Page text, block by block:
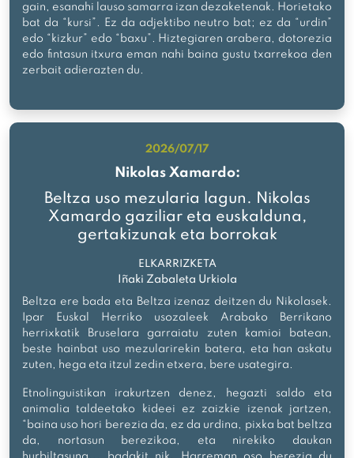
gain, esanahi lauso samarra izan dezaketenak. Horietako
bat da “kursi”. Ez da adjektibo neutro bat; ez da “urdin”
edo “kizkur” edo “baxu”. Hiztegiaren arabera, dotorezia
edo fintasun itxura eman nahi baina gustu txarrekoa den
zerbait adierazten du.
2026/07/17
Nikolas Xamardo:
Beltza uso mezularia lagun. Nikolas
Xamardo gaziliar eta euskalduna,
gertakizunak eta borrokak
ELKARRIZKETA
Iñaki Zabaleta Urkiola
Beltza ere bada eta Beltza izenaz deitzen du Nikolasek.
Ipar Euskal Herriko usozaleek Arabako Berrikano
herrixkatik Bruselara garraiatu zuten kamioi batean,
beste hainbat uso mezularirekin batera, eta han askatu
zuten, hega eta itzul zedin etxera, bere usategira.
Etnolinguistikan irakurtzen denez, hegazti saldo eta
animalia taldeetako kideei ez zaizkie izenak jartzen,
“baina uso hori berezia da, ez da urdina, pixka bat beltza
da, nortasun berezikoa, eta nirekiko daukan